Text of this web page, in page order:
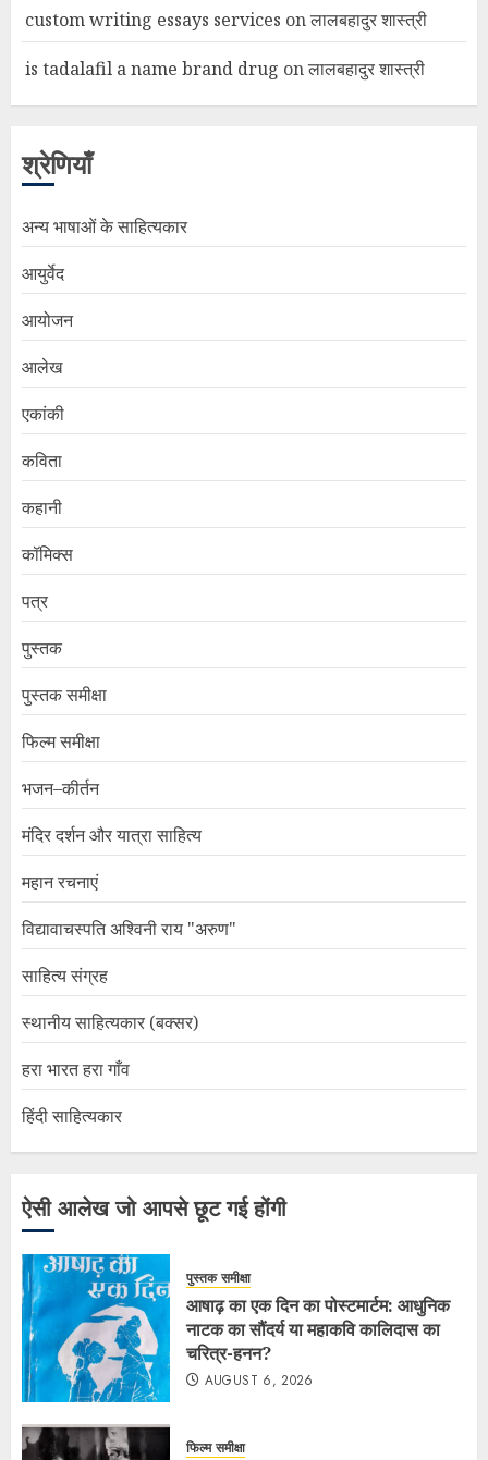
custom writing essays services onलालबहादुर शास्त्री
is tadalafil a name brand drug onलालबहादुर शास्त्री
श्रेणियाँ
अन्य भाषाओं के साहित्यकार
आयुर्वेद
आयोजन
आलेख
एकांकी
कविता
कहानी
कॉमिक्स
पत्र
पुस्तक
पुस्तक समीक्षा
फिल्म समीक्षा
भजन–कीर्तन
मंदिर दर्शन और यात्रा साहित्य
महान रचनाएं
विद्यावाचस्पति अश्विनी राय "अरुण"
साहित्य संग्रह
स्थानीय साहित्यकार (बक्सर)
हरा भारत हरा गाँव
हिंदी साहित्यकार
ऐसी आलेख जो आपसे छूट गई होंगी
पुस्तक समीक्षा
आषाढ़ का एक दिन का पोस्टमार्टम: आधुनिक
नाटक का सौंदर्य या महाकवि कालिदास का
चरित्र-हनन?
AUGUST 6, 2026
फिल्म समीक्षा